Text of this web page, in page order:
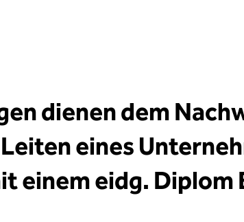
dienen dem
eines
einem eidg. Diplom